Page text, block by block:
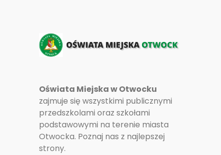
Oświata Miejska w Otwocku
zajmuje się wszystkimi publicznymi
przedszkolami oraz szkołami
podstawowymi na terenie miasta
Otwocka. Poznaj nas z najlepszej
strony.